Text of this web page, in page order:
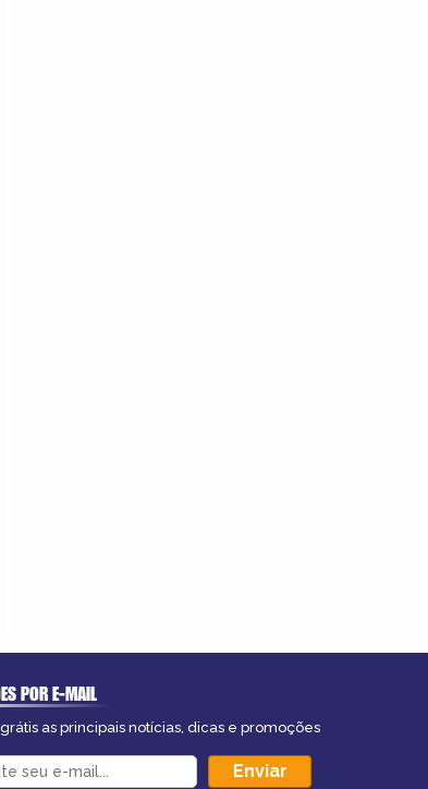
POR E-MAIL
as principais notícias, dicas e promoções